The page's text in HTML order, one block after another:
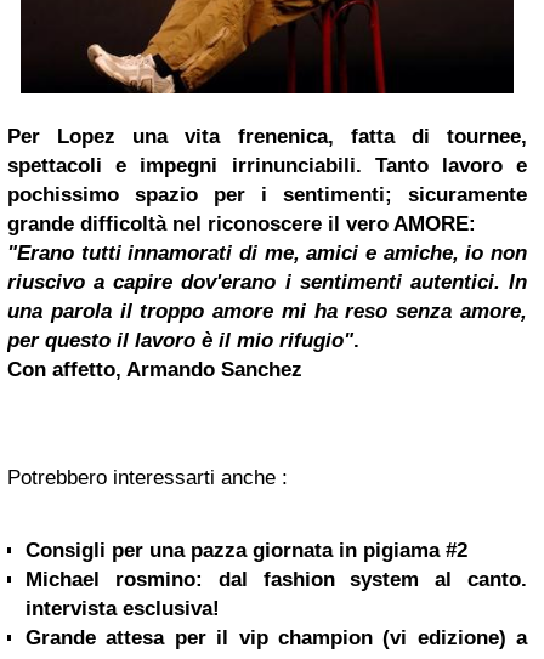
Per Lopez una vita frenenica, fatta di tournee,
spettacoli e impegni irrinunciabili. Tanto lavoro e
pochissimo spazio per i sentimenti; sicuramente
grande difficoltà nel riconoscere il vero AMORE:
"Erano tutti innamorati di me, amici e amiche, io non
riuscivo a capire dov'erano i sentimenti autentici. In
una parola il troppo amore mi ha reso senza amore,
per questo il lavoro è il mio rifugio".
Con affetto, Armando Sanchez
Potrebbero interessarti anche :
Consigli per una pazza giornata in pigiama #2
Michael rosmino: dal fashion system al canto.
intervista esclusiva!
Grande attesa per il vip champion (vi edizione) a